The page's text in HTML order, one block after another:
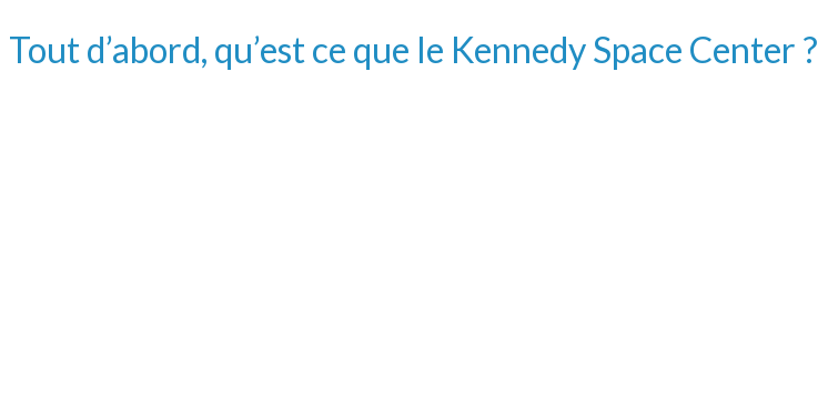
Tout d’abord, qu’est ce que le Kennedy Space Center ?